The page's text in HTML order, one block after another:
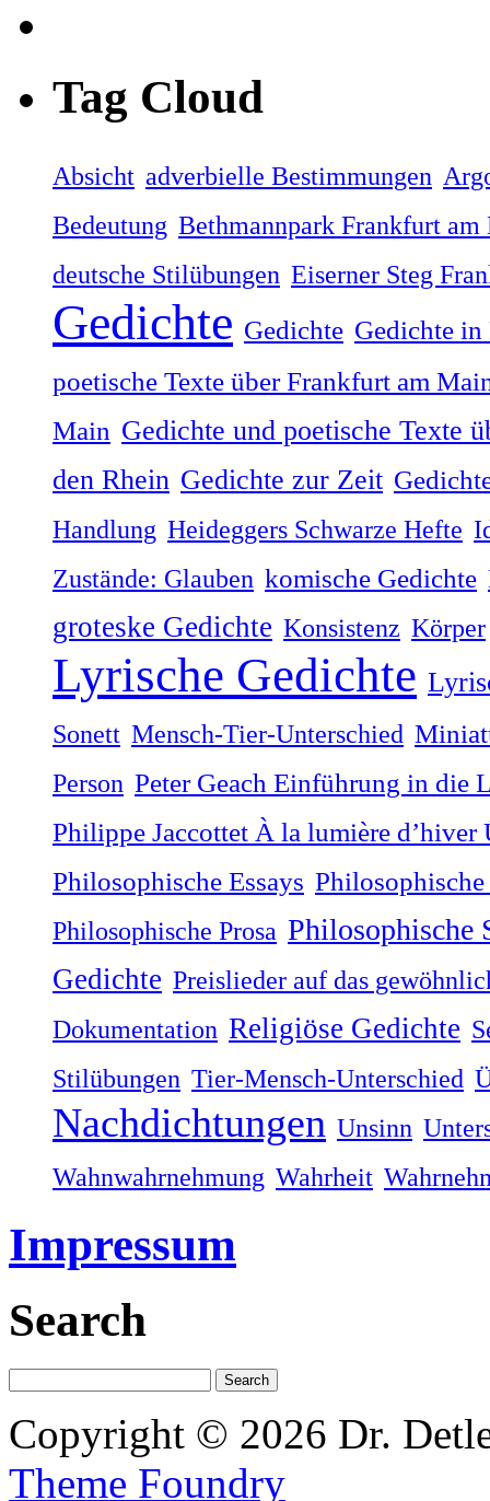
Tag Cloud
Absicht adverbielle Bestimmungen
Bedeutung Bethmannpark Frankfurt am
deutsche Stilübungen Eiserner Steg
Gedichte Gedichte Gedichte in
poetische Texte über Frankfurt am
Main Gedichte und poetische Texte
den Rhein Gedichte zur Zeit
Handlung Heideggers Schwarze Hefte
Zustände: Glauben komische Gedichte
groteske Gedichte Konsistenz Körper
Lyrische Gedichte
Sonett Mensch-Tier-Unterschied
Person Peter Geach Einführung in die
Philippe Jaccottet À la lumière dʼhiver
Philosophische Essays
Philosophische Prosa Philosophische
Gedichte Preislieder auf das
Dokumentation Religiöse Gedichte
Stilübungen Tier-Mensch-Unterschied
Nachdichtungen Unsinn
Wahnwahrnehmung Wahrheit
Impressum
Search
Copyright © 2026 Dr.
Theme Foundry